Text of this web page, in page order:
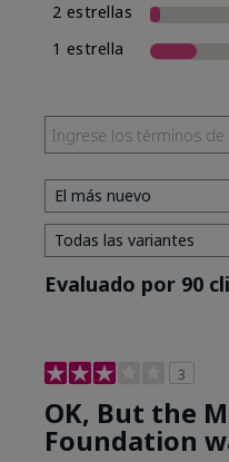
2 estrellas
1 estrella
Evaluado por 90
3
OK, But the
Foundation